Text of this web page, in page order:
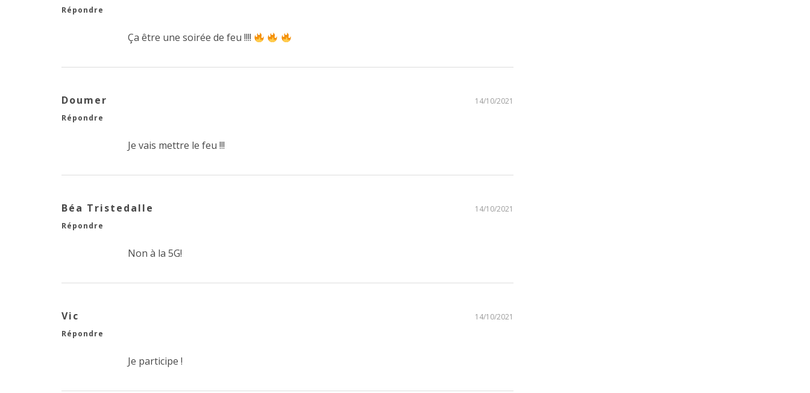
Répondre
Ça être une soirée de feu !!!!
14/10/2021
Doumer
Répondre
Je vais mettre le feu !!!
14/10/2021
Béa Tristedalle
Répondre
Non à la 5G!
14/10/2021
Vic
Répondre
Je participe !